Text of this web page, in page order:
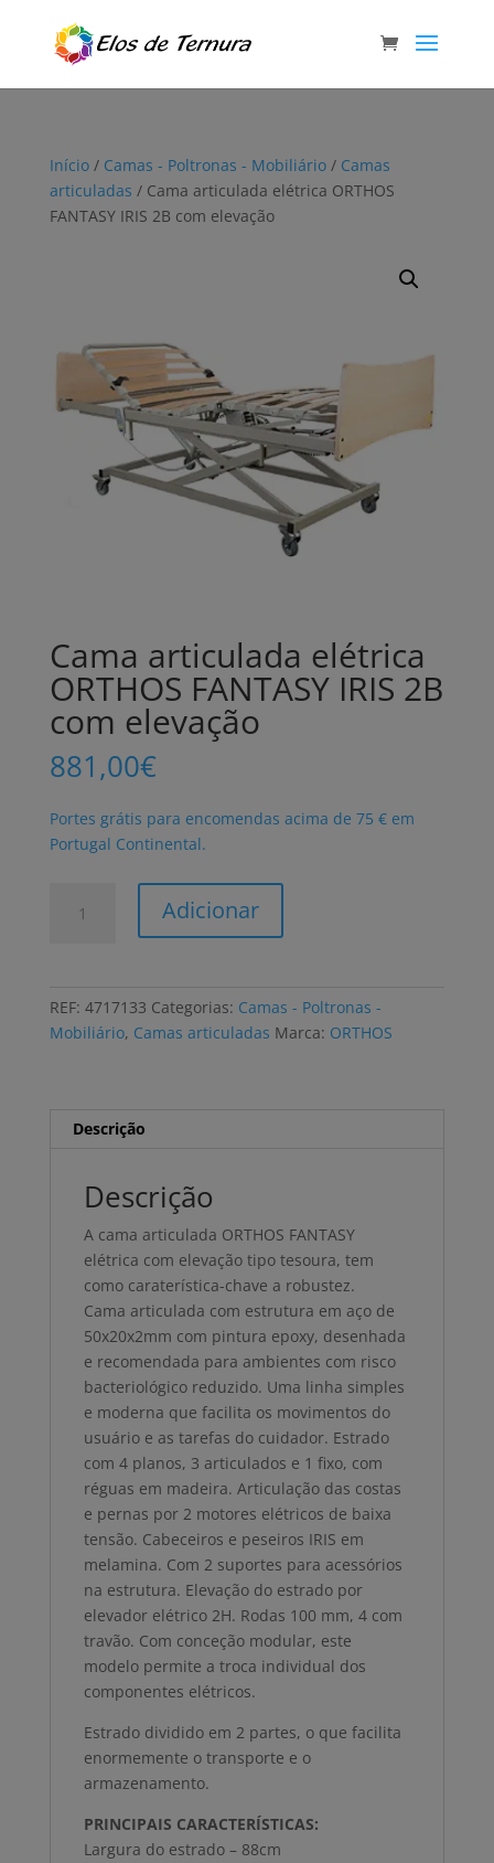
Início/ Camas - Poltronas - Mobiliário/ Camas
articuladas / Cama articulada elétrica ORTHOS
FANTASY IRIS 2B com elevação
Cama articulada elétrica
ORTHOS FANTASY IRIS 2B
com elevação
881,00€
Portes grátis para encomendas acima de 75 € em
Portugal Continental.
ORTHOS
com
Adicionar
REF: 4717133 Categorias: Camas - Poltronas -
Mobiliário, Camas articuladas Marca: ORTHOS
Descrição
Descrição
A cama articulada ORTHOS FANTASY
elétrica com elevação tipo tesoura, tem
como caraterística-chave a robustez.
Cama articulada com estrutura em aço de
50x20x2mm com pintura epoxy, desenhada
e recomendada para ambientes com risco
bacteriológico reduzido. Uma linha simples
e moderna que facilita os movimentos do
usuário e as tarefas do cuidador. Estrado
com 4 planos, 3 articulados e 1 fixo, com
réguas em madeira. Articulação das costas
e pernas por 2 motores elétricos de baixa
tensão. Cabeceiros e peseiros IRIS em
melamina. Com 2 suportes para acessórios
na estrutura. Elevação do estrado por
elevador elétrico 2H. Rodas 100 mm, 4 com
travão. Com conceção modular, este
modelo permite a troca individual dos
componentes elétricos.
Estrado dividido em 2 partes, o que facilita
enormemente o transporte e o
armazenamento.
PRINCIPAIS CARACTERÍSTICAS:
Largura do estrado – 88cm